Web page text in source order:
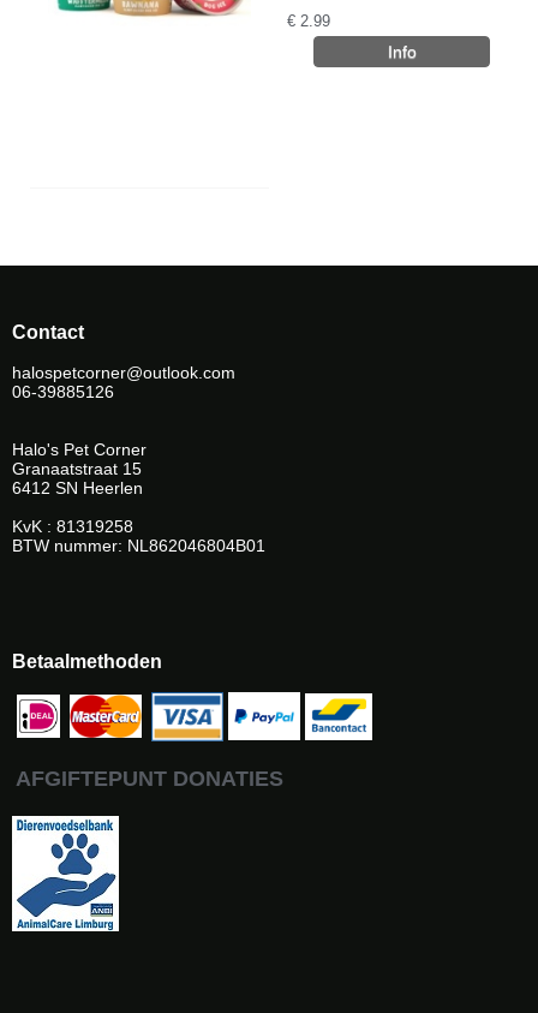
€ 2.99
Contact
halospetcorner@outlook.com
06-39885126
Halo's Pet Corner
Granaatstraat 15
6412 SN Heerlen
KvK : 81319258
BTW nummer: NL862046804B01
Betaalmethoden
AFGIFTEPUNT DONATIES